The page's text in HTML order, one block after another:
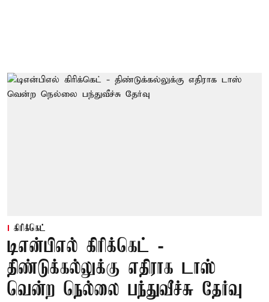
கிரிக்கெட்
டிஎன்பிஎல் கிரிக்கெட் -
திண்டுக்கல்லுக்கு எதிராக டாஸ்
வென்ற நெல்லை பந்துவீச்சு தேர்வு